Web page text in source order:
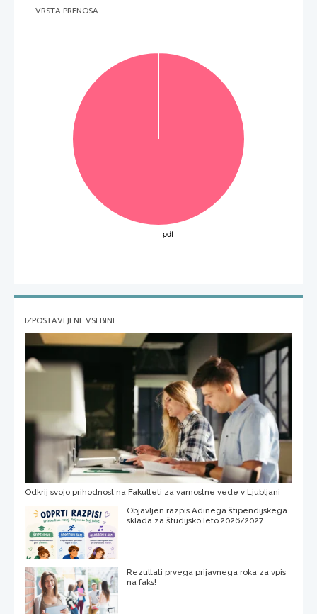
VRSTA PRENOSA
IZPOSTAVLJENE VSEBINE
Odkrij svojo prihodnost na Fakulteti za varnostne vede v Ljubljani
Objavljen razpis Adinega štipendijskega
sklada za študijsko leto 2026/2027
Rezultati prvega prijavnega roka za vpis
na faks!